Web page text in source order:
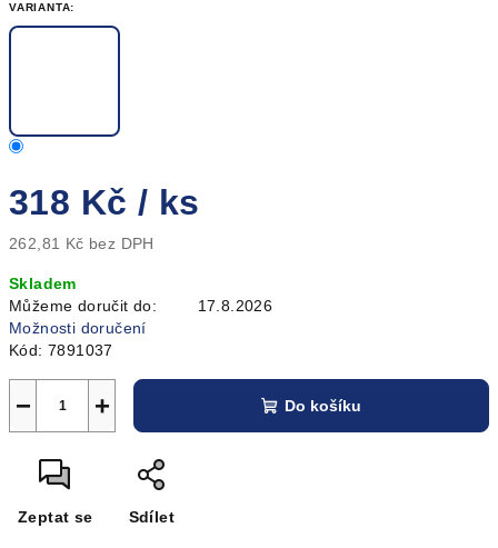
VARIANTA:
318 Kč / ks
262,81 Kč bez DPH
cena:
Skladem
Můžeme doručit do:
17.8.2026
Možnosti doručení
Kód: 7891037
+
− Do košíku
Zeptat se Sdílet